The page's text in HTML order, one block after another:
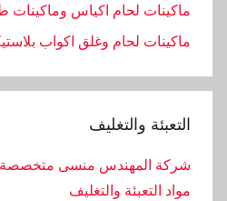
ماكينات لحام اكياس وماكينات
ماكينات لحام وغلق اكواب
التعبئة والتغليف
شركة المهندس منسى متخصصة
مواد التعبئة والتغليف